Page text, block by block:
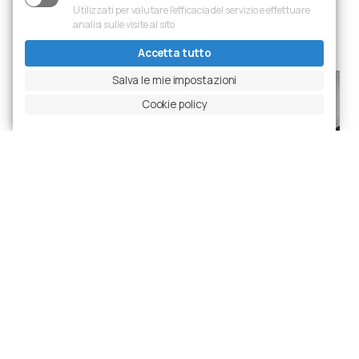
Utilizzati per valutare l’efficacia del servizio e effettuare
analisi sulle visite al sito
Accetta tutto
Salva le mie impostazioni
Cookie policy